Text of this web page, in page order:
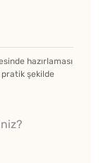
hazırlaması
pratik şekilde